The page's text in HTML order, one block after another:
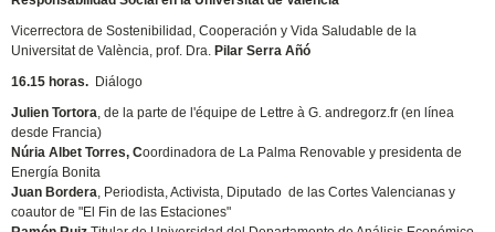
Vicerrectora de Sostenibilidad, Cooperación y Vida Saludable de la
Universitat de València, prof. Dra. Pilar Serra Añó
16.15 horas. Diálogo
Julien Tortora , de la parte de l'équipe de Lettre à G. andregorz.fr (en línea
desde Francia)
Núria Albet Torres, Coordinadora de La Palma Renovable y presidenta de
Energía Bonita
Juan Bordera , Periodista, Activista, Diputado de las Cortes Valencianas y
coautor de "El Fin de las Estaciones"